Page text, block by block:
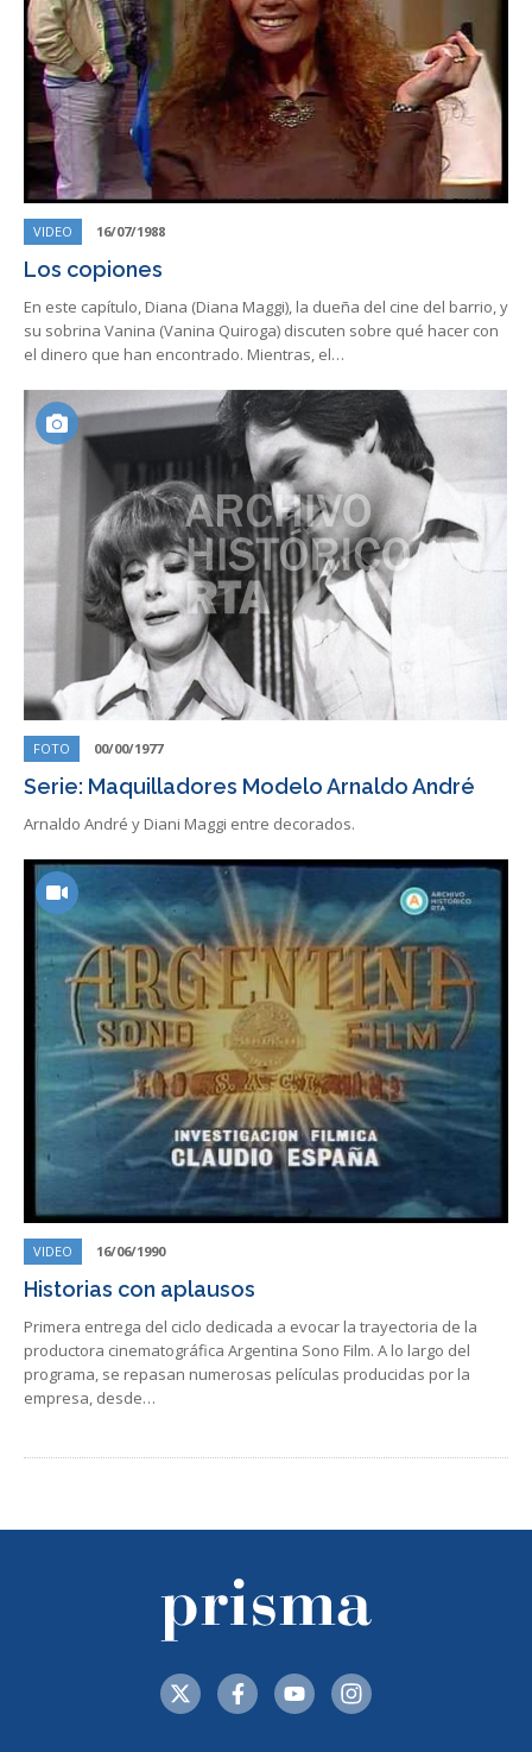
VIDEO 16/07/1988
Los copiones
En este capítulo, Diana (Diana Maggi), la dueña del cine del barrio, y
su sobrina Vanina (Vanina Quiroga) discuten sobre qué hacer con
el dinero que han encontrado. Mientras, el…
FOTO 00/00/1977
Serie: Maquilladores Modelo Arnaldo André
Arnaldo André y Diani Maggi entre decorados.
VIDEO 16/06/1990
Historias con aplausos
Primera entrega del ciclo dedicada a evocar la trayectoria de la
productora cinematográfica Argentina Sono Film. A lo largo del
programa, se repasan numerosas películas producidas por la
empresa, desde…